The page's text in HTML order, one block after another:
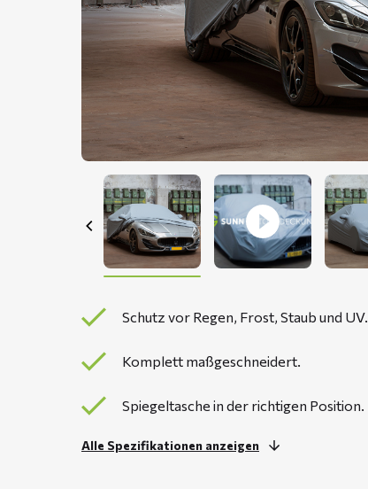
Schutz vor Regen, Frost, Staub und UV.
Komplett maßgeschneidert.
Spiegeltasche in der richtigen Position.
Alle Spezifikationen anzeigen